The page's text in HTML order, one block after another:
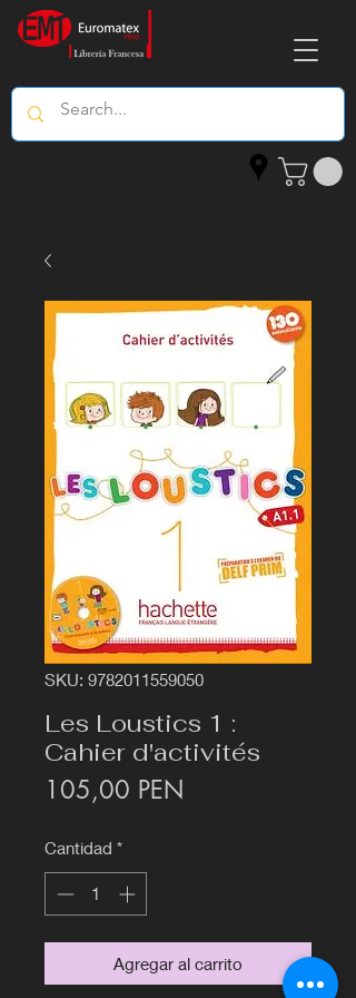
SKU: 9782011559050
Les Loustics 1 :
Cahier d'activités
105,00 PEN
Cantidad *
Agregar al carrito